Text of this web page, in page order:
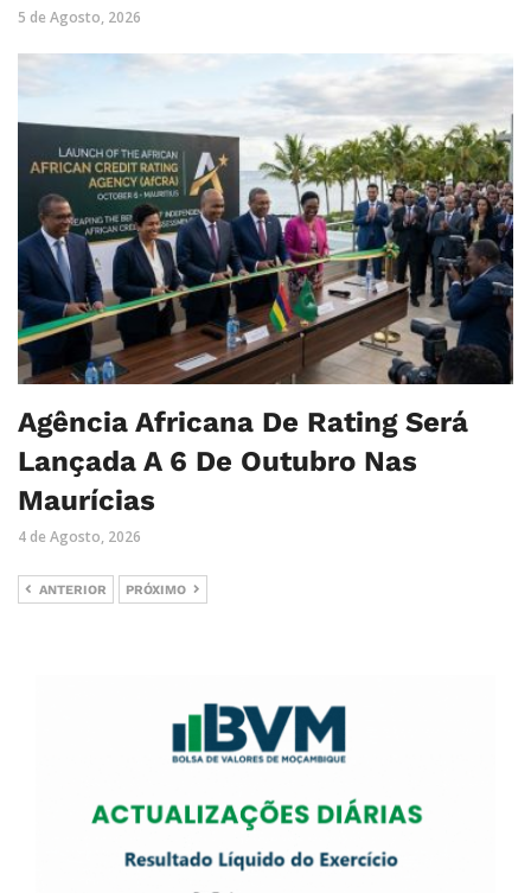
5 de Agosto, 2026
Agência Africana De Rating Será
Lançada A 6 De Outubro Nas
Maurícias
4 de Agosto, 2026
ANTERIOR PRÓXIMO